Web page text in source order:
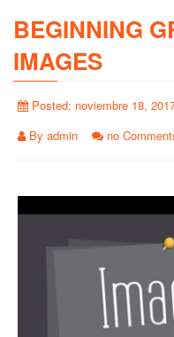
BEGINNING
IMAGES
Posted: noviembre 18,
By admin no